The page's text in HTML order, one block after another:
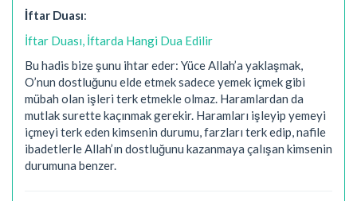
İftar Duası:
İftar Duası, İftarda Hangi Dua Edilir
Bu hadis bize şunu ihtar eder: Yüce Allah’a yaklaşmak,
O’nun dostluğunu elde etmek sadece yemek içmek gibi
mübah olan işleri terk etmekle olmaz. Haramlardan da
mutlak surette kaçınmak gerekir. Haramları işleyip yemeyi
içmeyi terk eden kimsenin durumu, farzları terk edip, nafile
ibadetlerle Allah’ın dostluğunu kazanmaya çalışan kimsenin
durumuna benzer.